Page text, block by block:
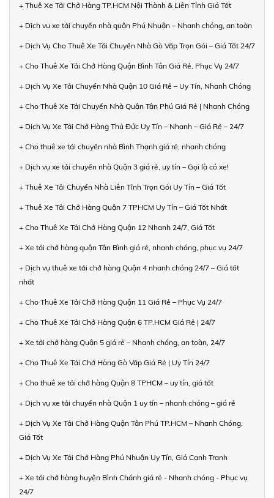
+ Thuê Xe Tải Chở Hàng TP.HCM Nội Thành & Liên Tỉnh Giá Tốt
+ Dịch vụ xe tải chuyển nhà quận Phú Nhuận – Nhanh chóng, an toàn
+ Dịch Vụ Cho Thuê Xe Tải Chuyển Nhà Gò Vấp Trọn Gói – Giá Tốt 24/7
+ Cho Thuê Xe Tải Chở Hàng Quận Bình Tân Giá Rẻ, Phục Vụ 24/7
+ Dịch Vụ Xe Tải Chuyển Nhà Quận 10 Giá Rẻ – Uy Tín, Nhanh Chóng
+ Cho Thuê Xe Tải Chuyển Nhà Quận Tân Phú Giá Rẻ | Nhanh Chóng
+ Dịch Vụ Xe Tải Chở Hàng Thủ Đức Uy Tín – Nhanh – Giá Rẻ – 24/7
+ Cho thuê xe tải chuyển nhà Bình Thạnh giá rẻ, nhanh chóng
+ Dịch vụ xe tải chuyển nhà Quận 3 giá rẻ, uy tín – Gọi là có xe!
+ Thuê Xe Tải Chuyển Nhà Liên Tỉnh Trọn Gói Uy Tín – Giá Tốt
+ Thuê Xe Tải Chở Hàng Quận 7 TPHCM Uy Tín – Giá Tốt Nhất
+ Cho Thuê Xe Tải Chở Hàng Quận 12 Nhanh 24/7, Giá Tốt
+ Xe tải chở hàng quận Tân Bình giá rẻ, nhanh chóng, phục vụ 24/7
+ Dịch vụ thuê xe tải chở hàng Quận 4 nhanh chóng 24/7 – Giá tốt
nhất
+ Cho Thuê Xe Tải Chở Hàng Quận 11 Giá Rẻ – Phục Vụ 24/7
+ Cho Thuê Xe Tải Chở Hàng Quận 6 TP.HCM Giá Rẻ | 24/7
+ Xe tải chở hàng Quận 5 giá rẻ – Nhanh chóng, an toàn, 24/7
+ Cho Thuê Xe Tải Chở Hàng Gò Vấp Giá Rẻ | Uy Tín 24/7
+ Cho thuê xe tải chở hàng Quận 8 TPHCM – uy tín, giá tốt
+ Dịch vụ xe tải chuyển nhà Quận 1 uy tín – nhanh chóng – giá rẻ
+ Dịch Vụ Xe Tải Chở Hàng Quận Tân Phú TP.HCM – Nhanh Chóng,
Giá Tốt
+ Dịch Vụ Xe Tải Chở Hàng Phú Nhuận Uy Tín, Giá Cạnh Tranh
+ Xe tải chở hàng huyện Bình Chánh giá rẻ - Nhanh chóng - Phục vụ
24/7